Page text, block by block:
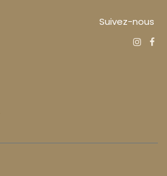
Suivez-nous